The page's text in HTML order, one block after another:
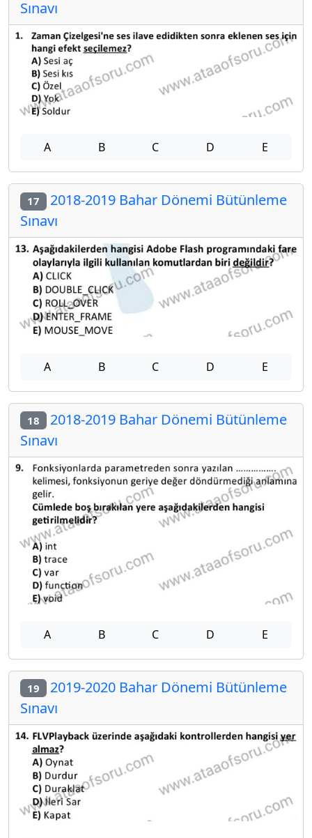
Sınavı
A B C D E
17 2018-2019 Bahar Dönemi Bütünleme
Sınavı
A B C D E
18 2018-2019 Bahar Dönemi Bütünleme
Sınavı
A B C D E
19 2019-2020 Bahar Dönemi Bütünleme
Sınavı